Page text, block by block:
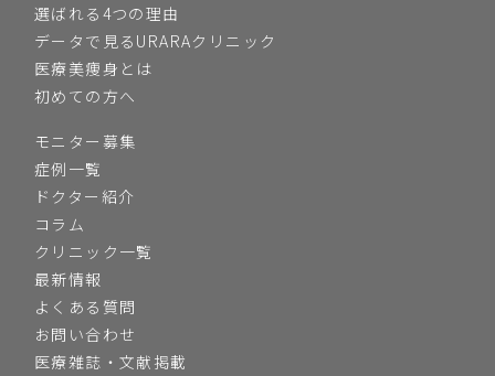
選ばれる4つの理由
データで見るURARAクリニック
医療美痩身とは
初めての方へ
モニター募集
症例一覧
ドクター紹介
コラム
クリニック一覧
最新情報
よくある質問
お問い合わせ
医療雑誌・文献掲載